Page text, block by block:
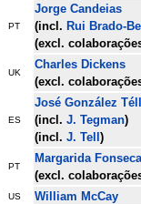
PT
Jorge Candeias
(incl. Rui Brado-
(excl.
UK
Charles Dickens
(excl.
ES
José González
(incl. J. Tegman)
(incl. J. Tell )
PT
Margarida
(excl.
US William McCay